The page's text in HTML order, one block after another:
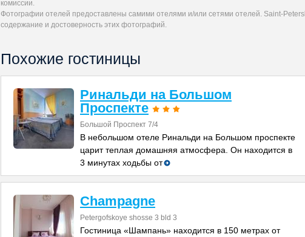
комиссии.
Фотографии отелей предоставлены самими отелями и/или сетями отелей. Saint-
содержание и достоверность этих фотографий.
Похожие гостиницы
Ринальди на Большом
Проспекте
Большой Проспект 7/4
В небольшом отеле Ринальди на Большом проспекте
царит теплая домашняя атмосфера. Он находится в
3 минутах ходьбы от
Champagne
Petergofskoye shosse 3 bld 3
Гостиница «Шампань» находится в 150 метрах от